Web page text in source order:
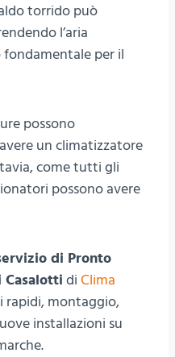
torrido può
l’aria
per il
possono
un climatizzatore
come tutti gli
possono avere
di Pronto
di Clima
rapidi, montaggio,
installazioni su